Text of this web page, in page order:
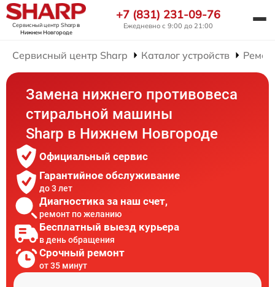
Сервисный центр Sharpв
Нижнем Новгороде
+7 (831) 231-09-76
Ежедневно с 9:00 до 21:00
Сервисный центр Sharp Каталог устройств
Замена нижнего противовеса
стиральной машины
Sharp в Нижнем Новгороде
Официальный сервис
Гарантийное обслуживание
до 3 лет
Диагностика за наш счет,
ремонт по желанию
Бесплатный выезд курьера
в день обращения
Срочный ремонт
от 35 минут